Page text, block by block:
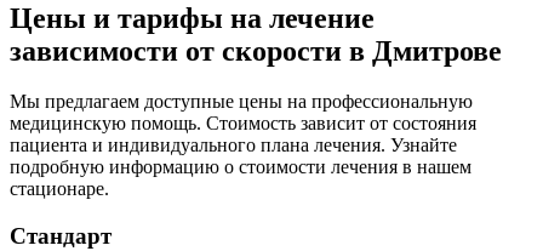
Цены и тарифы на лечение
зависимости от скорости в Дмитрове
Мы предлагаем доступные цены на профессиональную
медицинскую помощь. Стоимость зависит от состояния
пациента и индивидуального плана лечения. Узнайте
подробную информацию о стоимости лечения в нашем
стационаре.
Стандарт